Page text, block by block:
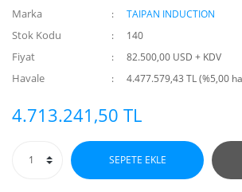
Marka TAIPAN INDUCTION
Stok Kodu 140
Fiyat 82.500,00 USD + KDV
Havale 4.477.579,43 TL (%5,00
4.713.241,50 TL
SEPETE EKLE